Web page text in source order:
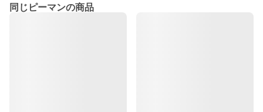
同じピーマンの商品